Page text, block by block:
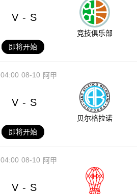
V - S
竞技俱乐部
即将开始
08-10
04:00 阿甲
V - S
贝尔格拉诺
即将开始
08-10
04:00 阿甲
V - S